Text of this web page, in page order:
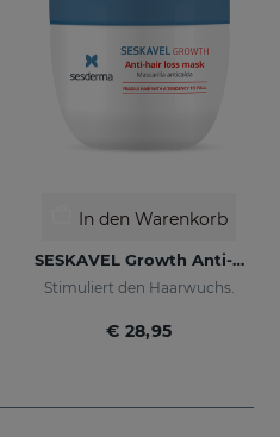
In den Warenkorb
SESKAVEL Growth Anti-Haarausfall-Maske
Stimuliert den Haarwuchs.
€ 28,95